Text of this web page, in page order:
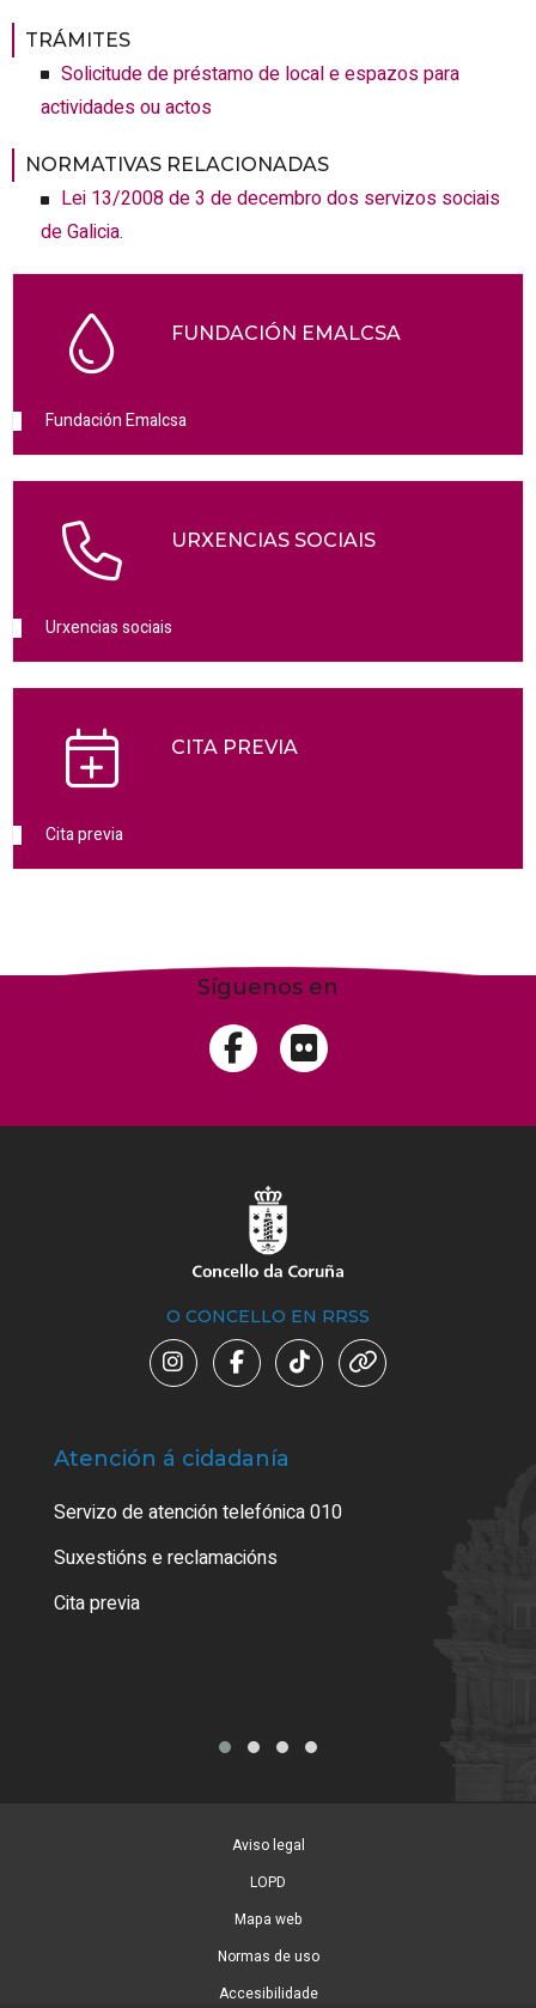
TRÁMITES
Solicitude de préstamo de local e espazos para
actividades ou actos
NORMATIVAS RELACIONADAS
Lei 13/2008 de 3 de decembro dos servizos sociais
de Galicia.
FUNDACIÓN EMALCSA
Fundación Emalcsa
URXENCIAS SOCIAIS
Urxencias sociais
CITA PREVIA
Cita previa
Síguenos en
O CONCELLO EN RRSS
Atención á cidadanía
Servizo de atención telefónica 010
Suxestións e reclamacións
Cita previa
Aviso legal
LOPD
Mapa web
Normas de uso
Accesibilidade